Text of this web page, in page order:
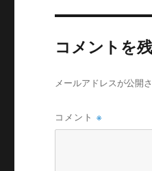
コメントを
メールアドレスが公開
コメント※